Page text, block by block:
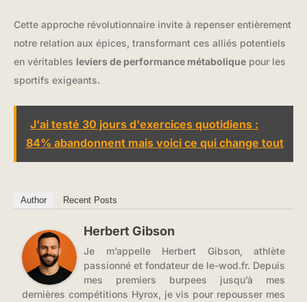
Cette approche révolutionnaire invite à repenser entièrement
notre relation aux épices, transformant ces alliés potentiels
en véritables leviers de performance métabolique pour les
sportifs exigeants.
J'ai testé 30 jours d'exercices quotidiens :
84% abandonnent mais voici ce qui change tout
Author Recent Posts
Herbert Gibson
Je m’appelle Herbert Gibson, athlète
passionné et fondateur de le-wod.fr. Depuis
mes premiers burpees jusqu’à mes
dernières compétitions Hyrox, je vis pour repousser mes